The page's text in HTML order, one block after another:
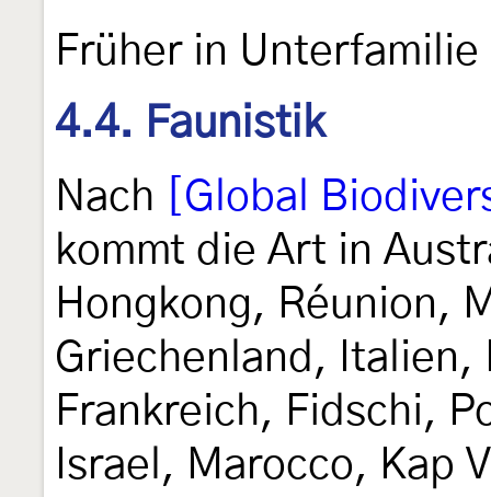
Früher in
4.4. Faunistik
Nach
[Global
kommt die Art in
Hongkong, Réunion,
Griechenland, Italien,
Frankreich, Fidschi,
Israel, Marocco, Kap